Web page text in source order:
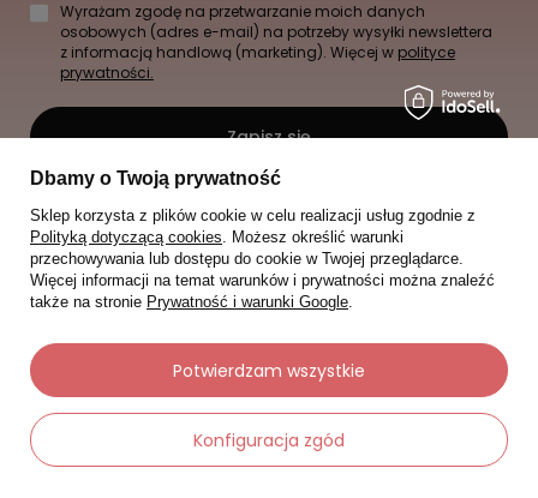
Wyrażam zgodę na przetwarzanie moich danych
osobowych (adres e-mail) na potrzeby wysyłki newslettera
z informacją handlową (marketing). Więcej w polityce
prywatności.
Zapisz się
Dbamy o Twoją prywatność
Sklep korzysta z plików cookie w celu realizacji usług zgodnie z
Polityką dotyczącą cookies. Możesz określić warunki
przechowywania lub dostępu do cookie w Twojej przeglądarce.
Więcej informacji na temat warunków i prywatności można znaleźć
także na stronie Prywatność i warunki Google.
Konfiguracja zgód
Potwierdzam wszystkie